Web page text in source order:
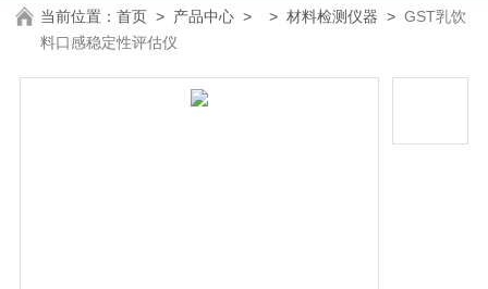
当前位置：首页 > 产品中心 > >材料检测仪器 >GST乳饮
料口感稳定性评估仪